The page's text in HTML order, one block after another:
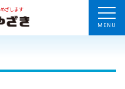
ざします
MENU